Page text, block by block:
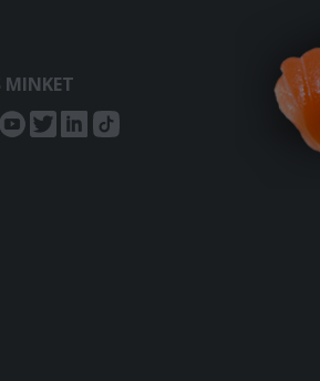
MINKET